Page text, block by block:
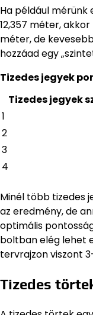
Ha például
12,357 méter,
méter, de
hozzáad egy
Tizedes jegyek
Tizedes jegyek
1
2
3
4
Minél több tizedes
az eredmény, de
optimális
boltban elég lehet
tervrajzon viszont
Tizedes